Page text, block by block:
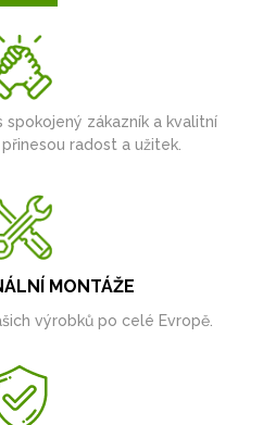
spokojený zákazník a kvalitní
radost a užitek.
MONTÁŽE
výrobků po celé Evropě.